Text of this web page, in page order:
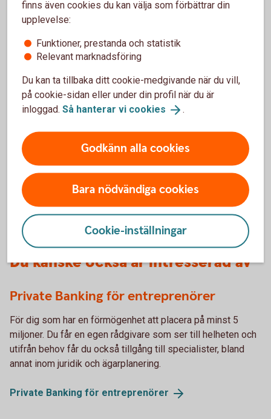
1071488226
Så förbereder du en
bolagsförsäljning
affärerna i livet. Med rätt förberedelser kan
processen bli både smidigare och mer
värdeskapande.
Så förbereder du enbolagsförsäljning
Du kanske också är intresserad av
Private Banking för entreprenörer
För dig som har en förmögenhet att placera på minst 5
miljoner. Du får en egen rådgivare som ser till helheten och
utifrån behov får du också tillgång till specialister, bland
annat inom juridik och ägarplanering.
Private Banking för entreprenörer
finns även cookies du kan välja som förbättrar din
upplevelse:
Funktioner, prestanda och statistik
Relevant marknadsföring
Du kan ta tillbaka ditt cookie-medgivande när du vill,
på cookie-sidan eller under din profil när du är
inloggad. Så hanterar vi cookies .
Godkänn alla cookies
Bara nödvändiga cookies
Cookie-inställningar